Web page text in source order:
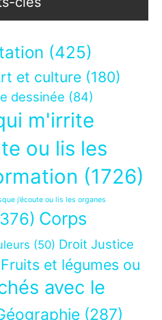
(425)
et culture (180)
dessinée (84)
m'irrite
ou lis les
(1726)
j’écoute ou lis les organes
Corps
(50) Droit Justice
Fruits et légumes ou
avec le
(287)